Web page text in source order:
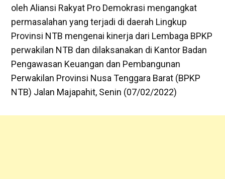
oleh Aliansi Rakyat Pro Demokrasi mengangkat
permasalahan yang terjadi di daerah Lingkup
Provinsi NTB mengenai kinerja dari Lembaga BPKP
perwakilan NTB dan dilaksanakan di Kantor Badan
Pengawasan Keuangan dan Pembangunan
Perwakilan Provinsi Nusa Tenggara Barat (BPKP
NTB) Jalan Majapahit, Senin (07/02/2022)